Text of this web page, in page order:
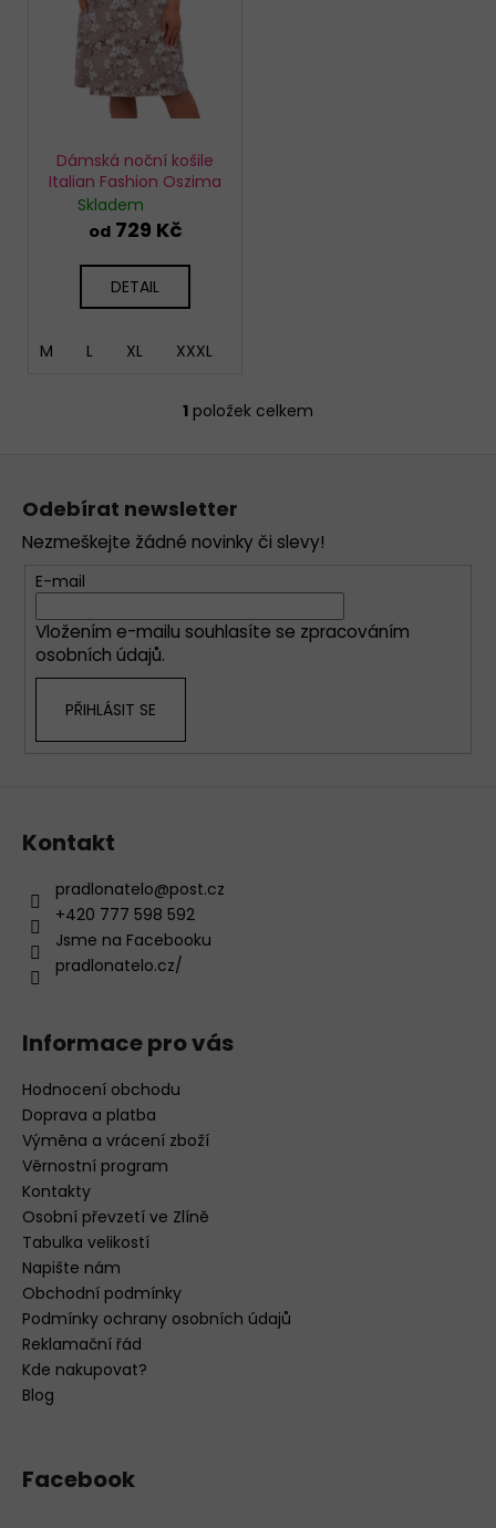
Dámská noční košile
Italian Fashion Oszima
Skladem
od729 Kč
DETAIL
M L XL XXXL
O
a
í
p
r
1 položek celkem
Odebírat newsletter
Nezmeškejte žádné novinky či slevy!
E-mail
Vložením e-mailu souhlasíte se zpracováním
osobních údajů.
PŘIHLÁSIT SE
Kontakt
pradlonatelo@post.cz
+420 777 598 592
Jsme na Facebooku
pradlonatelo.cz/
Informace pro vás
Hodnocení obchodu
Doprava a platba
Výměna a vrácení zboží
Věrnostní program
Kontakty
Osobní převzetí ve Zlíně
Tabulka velikostí
Napište nám
Obchodní podmínky
Podmínky ochrany osobních údajů
Reklamační řád
Kde nakupovat?
Blog
Facebook